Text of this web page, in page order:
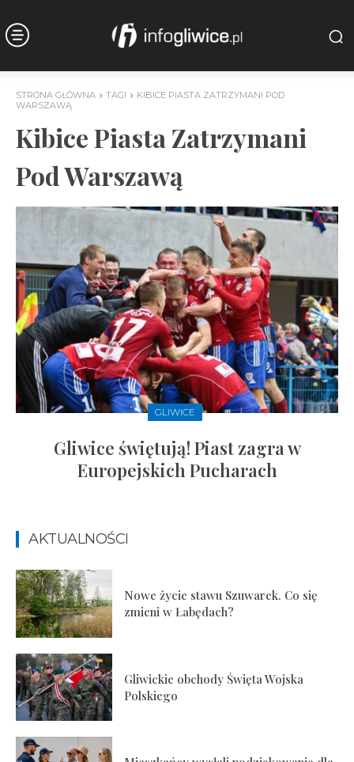
STRONA GŁÓWNA TAGI
KIBICE PIASTA ZATRZYMANI POD
WARSZAWĄ
Kibice Piasta Zatrzymani
Pod Warszawą
GLIWICE
Gliwice świętują! Piast zagra w
Europejskich Pucharach
AKTUALNOŚCI
Nowe życie stawu Szuwarek. Co się
zmieni w Łabędach?
Gliwickie obchody Święta Wojska
Polskiego